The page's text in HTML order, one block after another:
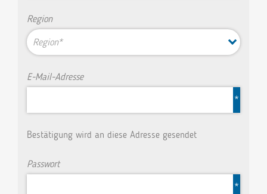
Region
Region*
E-Mail-Adresse
*
Bestätigung wird an diese Adresse gesendet
Passwort
*